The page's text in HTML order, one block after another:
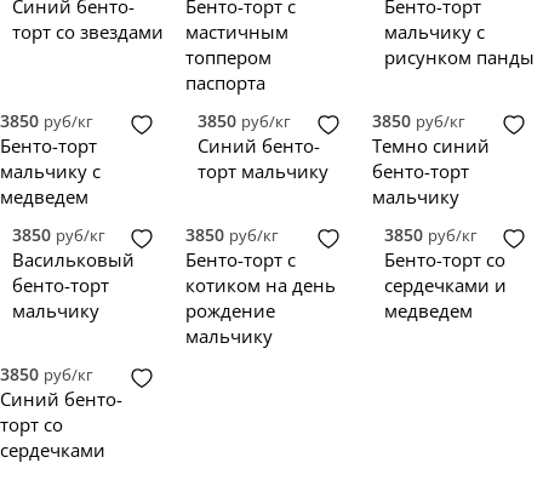
Синий бенто-
торт со звездами
Бенто-торт с
мастичным
топпером
паспорта
Бенто-торт
мальчику с
рисунком панды
3850 руб/кг
Бенто-торт
мальчику с
медведем
3850 руб/кг
Синий бенто-
торт мальчику
3850 руб/кг
Темно синий
бенто-торт
мальчику
3850 руб/кг
Васильковый
бенто-торт
мальчику
3850 руб/кг
Бенто-торт с
котиком на день
рождение
мальчику
3850 руб/кг
Бенто-торт со
сердечками и
медведем
3850 руб/кг
Синий бенто-
торт со
сердечками